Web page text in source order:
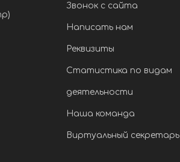
Звонок с сайта
Написать нам
Реквизиты
Статистика по видам
деятельности
Наша команда
Виртуальный секретарь